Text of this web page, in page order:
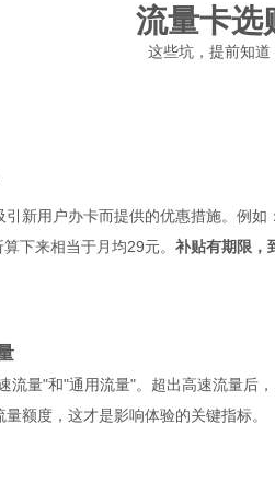
流量卡选
这些坑，提前知道
引新用户办卡而提供的优惠措施。例
下来相当于月均29元。 补贴有期限，
流量"和"通用流量"。超出高速流量后
量额度，这才是影响体验的关键指标。